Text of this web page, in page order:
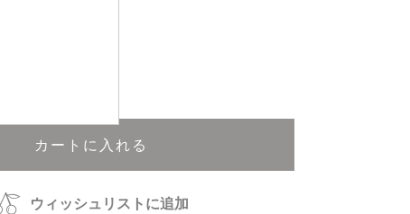
カートに入れる
ウィッシュリストに追加